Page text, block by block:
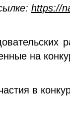
https://
на
в